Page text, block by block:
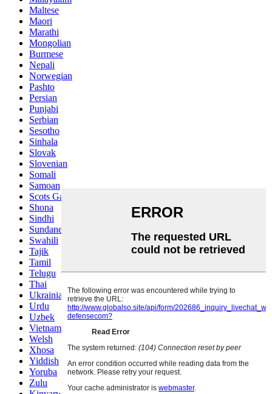
Maltese
Maori
Marathi
Mongolian
Burmese
Nepali
Norwegian
Pashto
Persian
Punjabi
Serbian
Sesotho
Sinhala
Slovak
Slovenian
Somali
Samoan
Scots Gaelic
Shona
Sindhi
Sundanese
Swahili
Tajik
Tamil
Telugu
Thai
Ukrainian
Urdu
Uzbek
Vietnamese
Welsh
Xhosa
Yiddish
Yoruba
Zulu